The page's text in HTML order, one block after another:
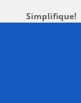
Simplifique!